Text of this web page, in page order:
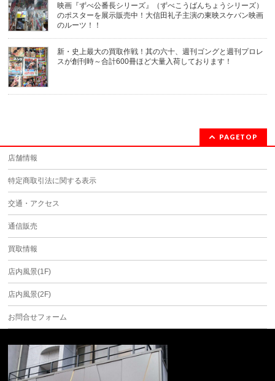
映画『ずべ公番長シリーズ』（ずべこうばんちょうシリーズ）
のポスターを展示販売中！大信田礼子主演の東映スケバン映画
のルーツ！！
新・史上最大の買取作戦！其の六十、週刊ゴングと週刊プロレ
スが創刊時～合計600冊ほど大量入荷しております！
PAGETOP
店舗情報
特定商取引法に関する表示
交通・アクセス
通信販売
買取情報
店内風景(1F)
店内風景(2F)
お問合せフォーム